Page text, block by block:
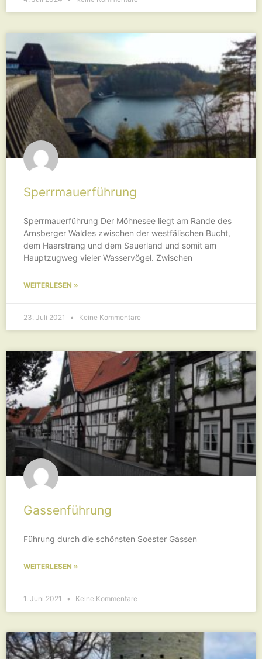
Sperrmauerführung
Sperrmauerführung Der Möhnesee liegt am Rande des
Arnsberger Waldes zwischen der westfälischen Bucht,
dem Haarstrang und dem Sauerland und somit am
Hauptzugweg vieler Wasservögel. Zwischen
WEITERLESEN »
23. Juli 2021 Keine Kommentare
Gassenführung
Führung durch die schönsten Soester Gassen
WEITERLESEN »
1. Juni 2021 Keine Kommentare